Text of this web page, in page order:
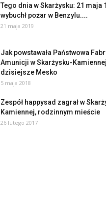
Tego dnia w Skarżysku: 21 maja
wybuchł pożar w Benzylu....
21 maja 2019
Jak powstawała Państwowa
Amunicji w Skarżysku-
dzisiejsze Mesko
5 maja 2018
Zespół happysad zagrał w
Kamiennej, rodzinnym mieście
26 lutego 2017